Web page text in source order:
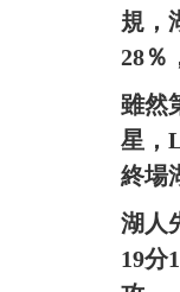
規，
28％
雖然
星，
終場
湖人
19分